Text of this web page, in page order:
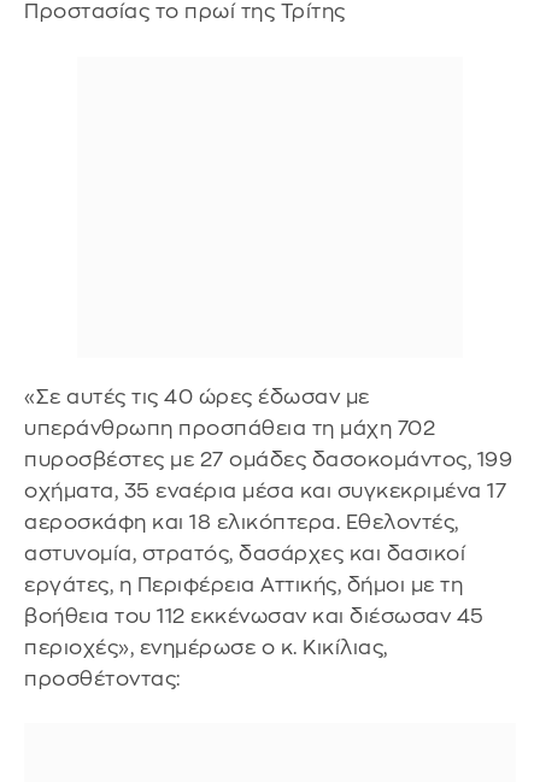
Προστασίας το πρωί της Τρίτης
«Σε αυτές τις 40 ώρες έδωσαν με
υπεράνθρωπη προσπάθεια τη μάχη 702
πυροσβέστες με 27 ομάδες δασοκομάντος, 199
οχήματα, 35 εναέρια μέσα και συγκεκριμένα 17
αεροσκάφη και 18 ελικόπτερα. Εθελοντές,
αστυνομία, στρατός, δασάρχες και δασικοί
εργάτες, η Περιφέρεια Αττικής, δήμοι με τη
βοήθεια του 112 εκκένωσαν και διέσωσαν 45
περιοχές», ενημέρωσε ο κ. Κικίλιας,
προσθέτοντας: